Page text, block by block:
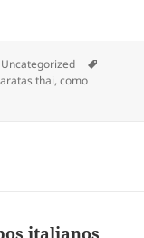
Categorías
Uncategorized
thai,como
italianos